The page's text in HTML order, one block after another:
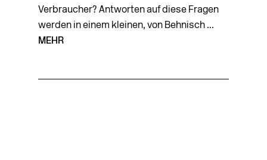
Verbraucher? Antworten auf diese Fragen
werden in einem kleinen, von Behnisch ...
MEHR